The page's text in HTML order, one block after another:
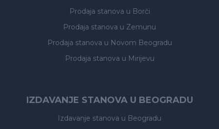
Prodaja stanova u Borči
Prodaja stanova u Zemunu
Prodaja stanova u Novom Beogradu
Prodaja stanova u Mirijevu
IZDAVANJE STANOVA U BEOGRADU
Izdavanje stanova u Beogradu